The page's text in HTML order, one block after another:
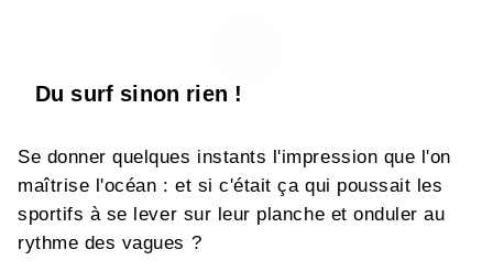
Du surf sinon rien !
Se donner quelques instants l'impression que l'on
maîtrise l'océan : et si c'était ça qui poussait les
sportifs à se lever sur leur planche et onduler au
rythme des vagues ?